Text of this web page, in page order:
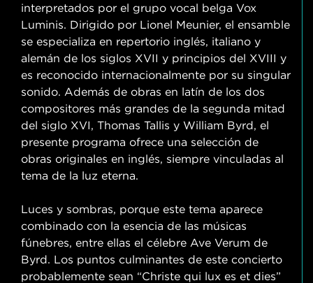
interpretados por el grupo vocal belga Vox
Luminis. Dirigido por Lionel Meunier, el ensamble
se especializa en repertorio inglés, italiano y
alemán de los siglos XVII y principios del XVIII y
es reconocido internacionalmente por su singular
sonido. Además de obras en latín de los dos
compositores más grandes de la segunda mitad
del siglo XVI, Thomas Tallis y William Byrd, el
presente programa ofrece una selección de
obras originales en inglés, siempre vinculadas al
tema de la luz eterna.
Luces y sombras, porque este tema aparece
combinado con la esencia de las músicas
fúnebres, entre ellas el célebre Ave Verum de
Byrd. Los puntos culminantes de este concierto
probablemente sean “Christe qui lux es et dies”